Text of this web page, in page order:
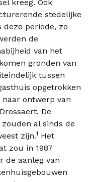
kreeg. Ook
stedelijke
periode, zo
de
van het
gronden van
tussen
opgetrokken
naar ontwerp van
De
al sinds de
zijn.1 Het
zou in 1987
de aanleg van